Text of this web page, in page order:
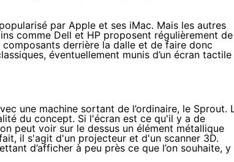
par Apple et ses iMac. Mais les autres
comme Dell et HP proposent régulièrement de
composants derrière la dalle et de faire donc
éventuellement munis d’un écran tactile
une machine sortant de l’ordinaire, le Sprout.
du concept. Si l'écran est ce qu'il y a de
peut voir sur le dessus un élément métallique
il s'agit d'un projecteur et d'un scanner 3D.
d’afficher à peu près ce que l’on souhaite, y